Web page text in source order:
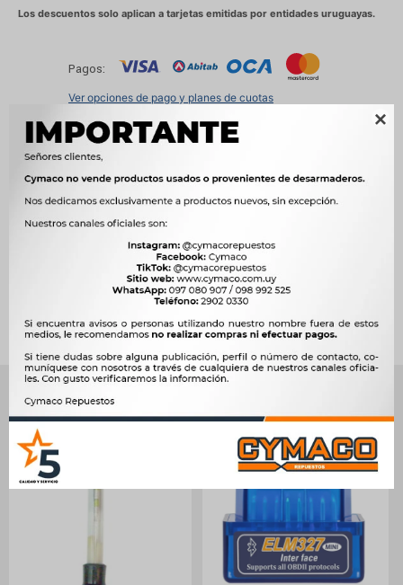

Pagos:
Ver opciones de pago y planes de cuotas
Métodos y costos de envío
Ver mas productos de la marca Sin Marca
Productos que te pueden interesar